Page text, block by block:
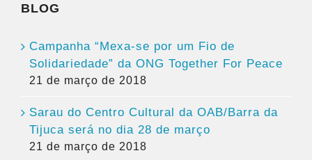
BLOG
Campanha “Mexa-se por um Fio de
Solidariedade” da ONG Together For Peace
21 de março de 2018
Sarau do Centro Cultural da OAB/Barra da
Tijuca será no dia 28 de março
21 de março de 2018